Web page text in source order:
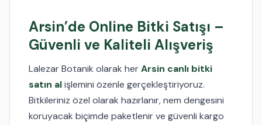
Arsin’de Online Bitki Satışı –
Güvenli ve Kaliteli Alışveriş
Lalezar Botanik olarak herArsin canlı bitki
satın alişlemini özenle gerçekleştiriyoruz.
Bitkileriniz özel olarak hazırlanır, nem dengesini
koruyacak biçimde paketlenir ve güvenli kargo